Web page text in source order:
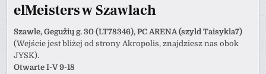
elMeisters w Szawlach
Szawle, Gegužių g. 30 (LT78346), PC ARENA (szyld Taisykla7)
(Wejście jest bliżej od strony Akropolis, znajdziesz nas obok
JYSK).
Otwarte I-V 9-18